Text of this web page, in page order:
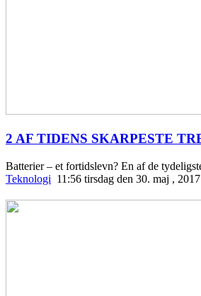
2 AF TIDENS SKARPESTE
Batterier – et fortidslevn? En af de
Teknologi 11:56 tirsdag den 30. maj , 2017